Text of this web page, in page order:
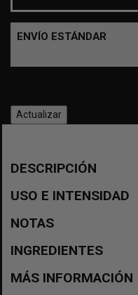
ENVÍO ESTÁNDAR
DESCRIPCIÓN
USO E INTENSIDAD
NOTAS
INGREDIENTES
MÁS INFORMACIÓN